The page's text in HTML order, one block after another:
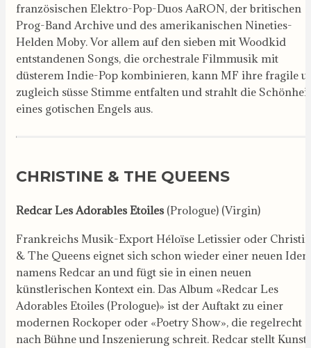
französischen Elektro-Pop-Duos AaRON, der britischen
Prog-Band Archive und des amerikanischen Nineties-
Helden Moby. Vor allem auf den sieben mit Woodkid
entstandenen Songs, die orchestrale Filmmusik mit
düsterem Indie-Pop kombinieren, kann MF ihre fragile
zugleich süsse Stimme entfalten und strahlt die Schönheit
eines gotischen Engels aus.
CHRISTINE & THE QUEENS
Redcar Les Adorables Etoiles(Prologue) (Virgin)
Frankreichs Musik-Export Héloïse Letissier oder
& The Queens eignet sich schon wieder einer neuen
namens Redcar an und fügt sie in einen neuen
künstlerischen Kontext ein. Das Album «Redcar Les
Adorables Etoiles (Prologue)» ist der Auftakt zu einer
modernen Rockoper oder «Poetry Show», die regelrecht
nach Bühne und Inszenierung schreit. Redcar stellt Kunst